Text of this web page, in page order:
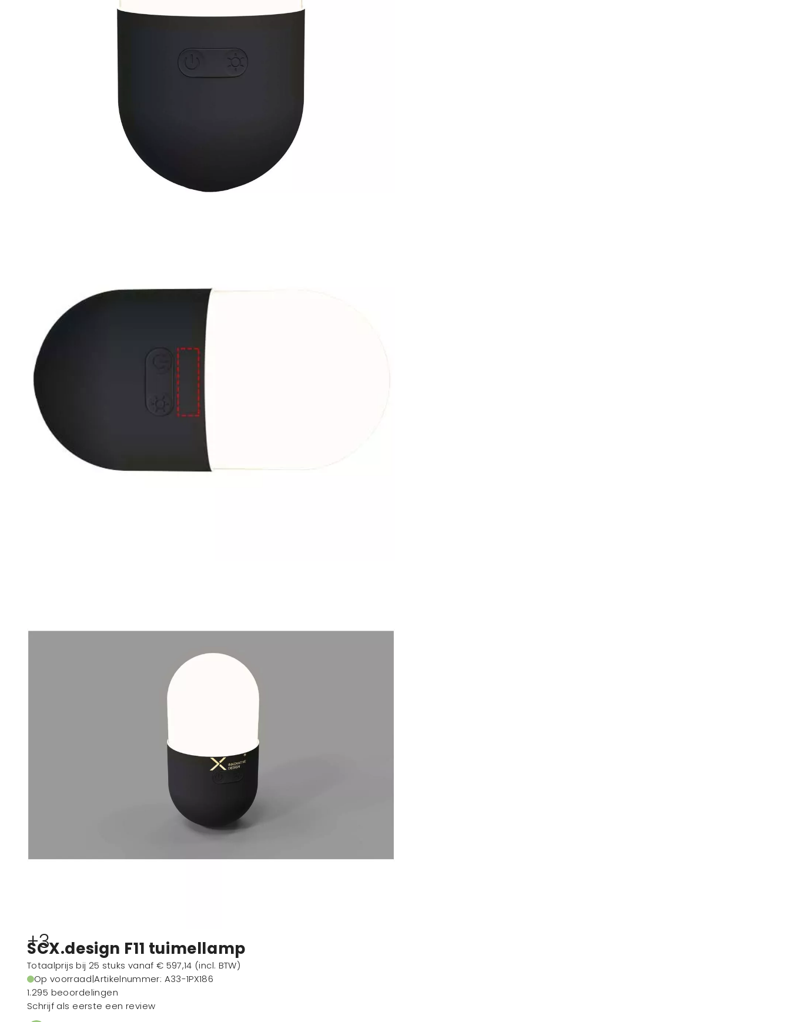
+3
SCX.design F11 tuimellamp
Totaalprijs bij 25 stuks vanaf € 597,14 (incl. BTW)
Op voorraad|Artikelnummer: A33-1PX186
1.295 beoordelingen
Schrijf als eerste een review